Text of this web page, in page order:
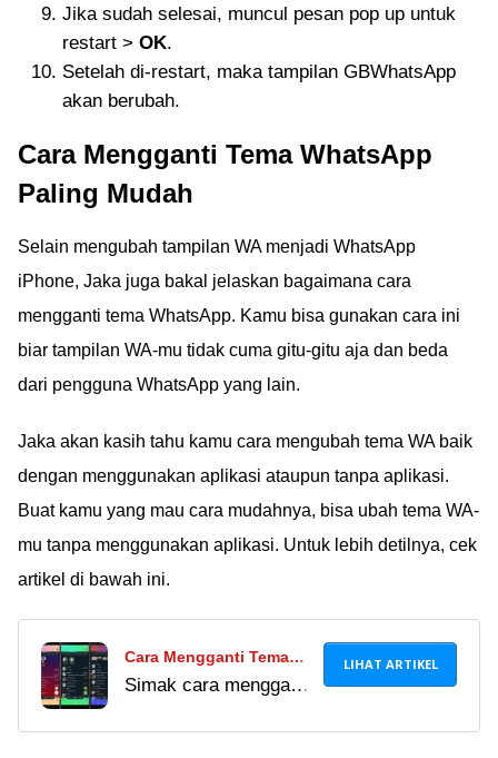
Jika sudah selesai, muncul pesan pop up untuk
restart > OK.
Setelah di-restart, maka tampilan GBWhatsApp
akan berubah.
Cara Mengganti Tema WhatsApp
Paling Mudah
Selain mengubah tampilan WA menjadi WhatsApp
iPhone, Jaka juga bakal jelaskan bagaimana cara
mengganti tema WhatsApp. Kamu bisa gunakan cara ini
biar tampilan WA-mu tidak cuma gitu-gitu aja dan beda
dari pengguna WhatsApp yang lain.
Jaka akan kasih tahu kamu cara mengubah tema WA baik
dengan menggunakan aplikasi ataupun tanpa aplikasi.
Buat kamu yang mau cara mudahnya, bisa ubah tema WA-
mu tanpa menggunakan aplikasi. Untuk lebih detilnya, cek
artikel di bawah ini.
Cara Mengganti Tema
WhatsApp Paling Mudah
Simak cara mengganti
LIHAT ARTIKEL